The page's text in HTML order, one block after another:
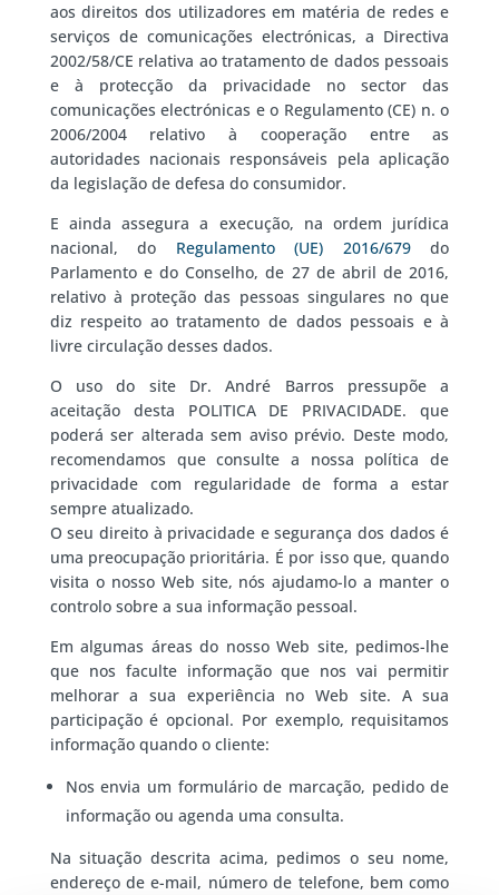
aos direitos dos utilizadores em matéria de redes e
serviços de comunicações electrónicas, a Directiva
2002/58/CE relativa ao tratamento de dados pessoais
e à protecção da privacidade no sector das
comunicações electrónicas e o Regulamento (CE) n. o
2006/2004 relativo à cooperação entre as
autoridades nacionais responsáveis pela aplicação
da legislação de defesa do consumidor.
E ainda assegura a execução, na ordem jurídica
nacional, do Regulamento (UE) 2016/679do
Parlamento e do Conselho, de 27 de abril de 2016,
relativo à proteção das pessoas singulares no que
diz respeito ao tratamento de dados pessoais e à
livre circulação desses dados.
O uso do site Dr. André Barros pressupõe a
aceitação desta POLITICA DE PRIVACIDADE. que
poderá ser alterada sem aviso prévio. Deste modo,
recomendamos que consulte a nossa política de
privacidade com regularidade de forma a estar
sempre atualizado.
O seu direito à privacidade e segurança dos dados é
uma preocupação prioritária. É por isso que, quando
visita o nosso Web site, nós ajudamo-lo a manter o
controlo sobre a sua informação pessoal.
Em algumas áreas do nosso Web site, pedimos-lhe
que nos faculte informação que nos vai permitir
melhorar a sua experiência no Web site. A sua
participação é opcional. Por exemplo, requisitamos
informação quando o cliente:
Nos envia um formulário de marcação, pedido de
informação ou agenda uma consulta.
Na situação descrita acima, pedimos o seu nome,
endereço de e-mail, número de telefone, bem como